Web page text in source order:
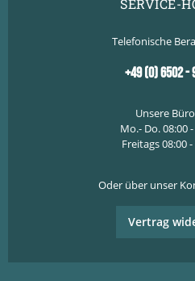
SERVICE-
Telefonische
+49 (0) 6502 -
Unsere
Mo.- Do. 08:00
Freitags 08:00
Oder über unser
Vertrag